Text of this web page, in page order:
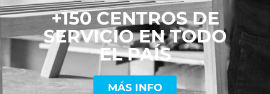
+150 CENTROS DE
SERVICIO EN TODO
EL PAÍS
MÁS INFO